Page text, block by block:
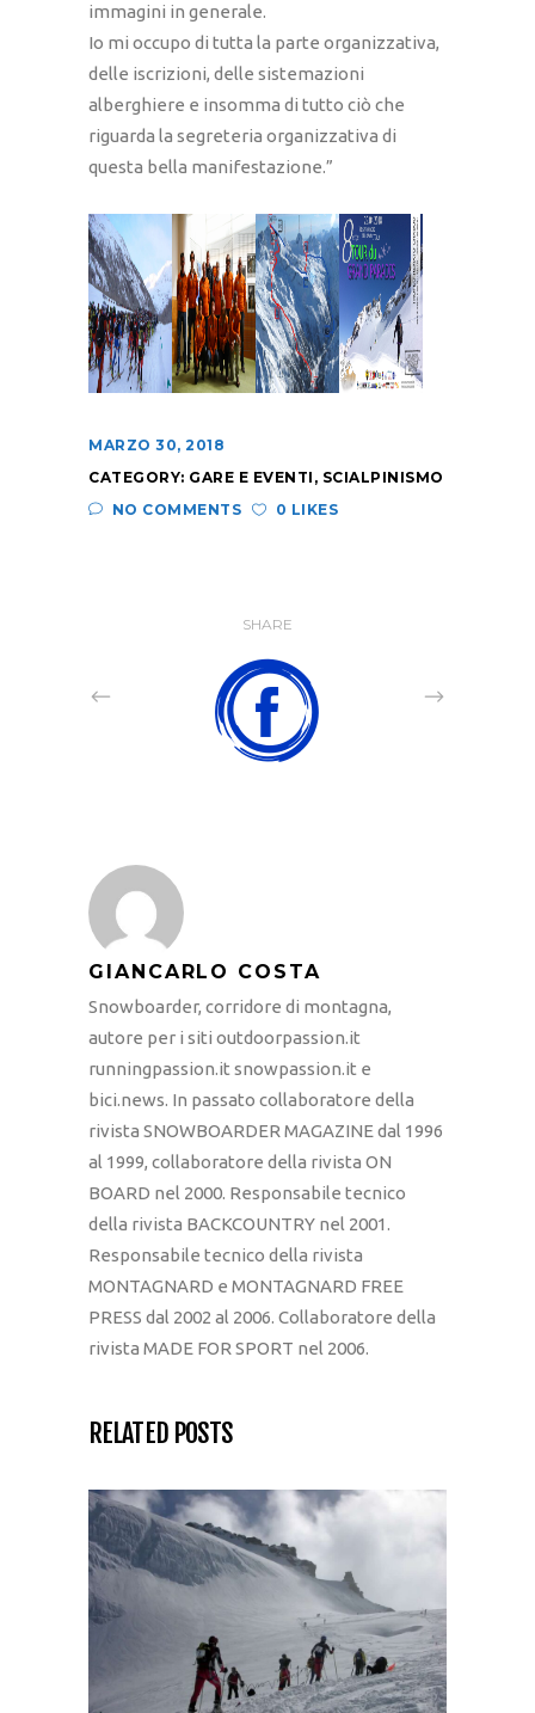
immagini in generale.
Io mi occupo di tutta la parte organizzativa,
delle iscrizioni, delle sistemazioni
alberghiere e insomma di tutto ciò che
riguarda la segreteria organizzativa di
questa bella manifestazione.”
MARZO 30, 2018
CATEGORY: GARE E EVENTI , SCIALPINISMO
NO COMMENTS
0 LIKES
SHARE
GIANCARLO COSTA
Snowboarder, corridore di montagna,
autore per i siti outdoorpassion.it
runningpassion.it snowpassion.it e
bici.news. In passato collaboratore della
rivista SNOWBOARDER MAGAZINE dal 1996
al 1999, collaboratore della rivista ON
BOARD nel 2000. Responsabile tecnico
della rivista BACKCOUNTRY nel 2001.
Responsabile tecnico della rivista
MONTAGNARD e MONTAGNARD FREE
PRESS dal 2002 al 2006. Collaboratore della
rivista MADE FOR SPORT nel 2006.
RELATED POSTS